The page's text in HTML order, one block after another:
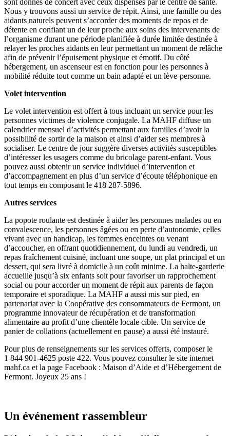
sont donnés de concert avec ceux dispensés par le centre de santé.
Nous y trouvons aussi un service de répit. Ainsi, une famille ou des
aidants naturels peuvent s’accorder des moments de repos et de
détente en confiant un de leur proche aux soins des intervenants de
l’organisme durant une période planifiée à durée limitée destinée à
relayer les proches aidants en leur permettant un moment de relâche
afin de prévenir l’épuisement physique et émotif. Du côté
hébergement, un ascenseur est en fonction pour les personnes à
mobilité réduite tout comme un bain adapté et un lève-personne.
Volet intervention
Le volet intervention est offert à tous incluant un service pour les
personnes victimes de violence conjugale. La MAHF diffuse un
calendrier mensuel d’activités permettant aux familles d’avoir la
possibilité de sortir de la maison et ainsi d’aider ses membres à
socialiser. Le centre de jour suggère diverses activités susceptibles
d’intéresser les usagers comme du bricolage parent-enfant. Vous
pouvez aussi obtenir un service individuel d’intervention et
d’accompagnement en plus d’un service d’écoute téléphonique en
tout temps en composant le 418 287-5896.
Autres services
La popote roulante est destinée à aider les personnes malades ou en
convalescence, les personnes âgées ou en perte d’autonomie, celles
vivant avec un handicap, les femmes enceintes ou venant
d’accoucher, en offrant quotidiennement, du lundi au vendredi, un
repas fraîchement cuisiné, incluant une soupe, un plat principal et un
dessert, qui sera livré à domicile à un coût minime. La halte-garderie
accueille jusqu’à six enfants soit pour favoriser un rapprochement
social ou pour accorder un moment de répit aux parents de façon
temporaire et sporadique. La MAHF a aussi mis sur pied, en
partenariat avec la Coopérative des consommateurs de Fermont, un
programme innovateur de récupération et de transformation
alimentaire au profit d’une clientèle locale cible. Un service de
panier de collations (actuellement en pause) a aussi été instauré.
Pour plus de renseignements sur les services offerts, composer le
1 844 901-4625 poste 422. Vous pouvez consulter le site internet
mahf.ca et la page Facebook : Maison d’Aide et d’Hébergement de
Fermont. Joyeux 25 ans !
Un événement rassembleur